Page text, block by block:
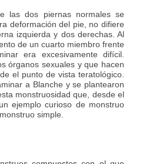
las dos piernas normales se
deformación del pie, no difiere
izquierda y dos derechas. Al
de un cuarto miembro frente
era excesivamente difícil.
órganos sexuales y que hacen
el punto de vista teratológico.
a Blanche y se plantearon
monstruosidad que, desde el
ejemplo curioso de monstruo
simple.